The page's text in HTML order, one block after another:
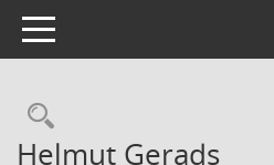
Toggle navigation
Rechercheauswahl
Helmut Gerads